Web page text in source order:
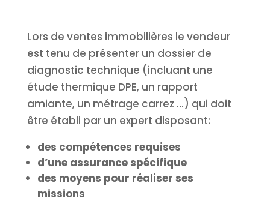
Lors de ventes immobilières le vendeur
est tenu de présenter un dossier de
diagnostic technique (incluant une
étude thermique DPE, un rapport
amiante, un métrage carrez …) qui doit
être établi par un expert disposant:
des compétences requises
d’une assurance spécifique
des moyens pour réaliser ses
missions